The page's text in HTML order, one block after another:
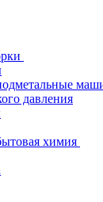
давления
химия